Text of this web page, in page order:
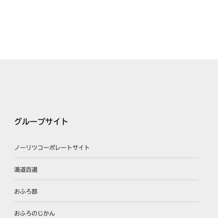
グループサイト
ノーリツコーポレートサイト
湯道百選
おふろ部
おふろのじかん